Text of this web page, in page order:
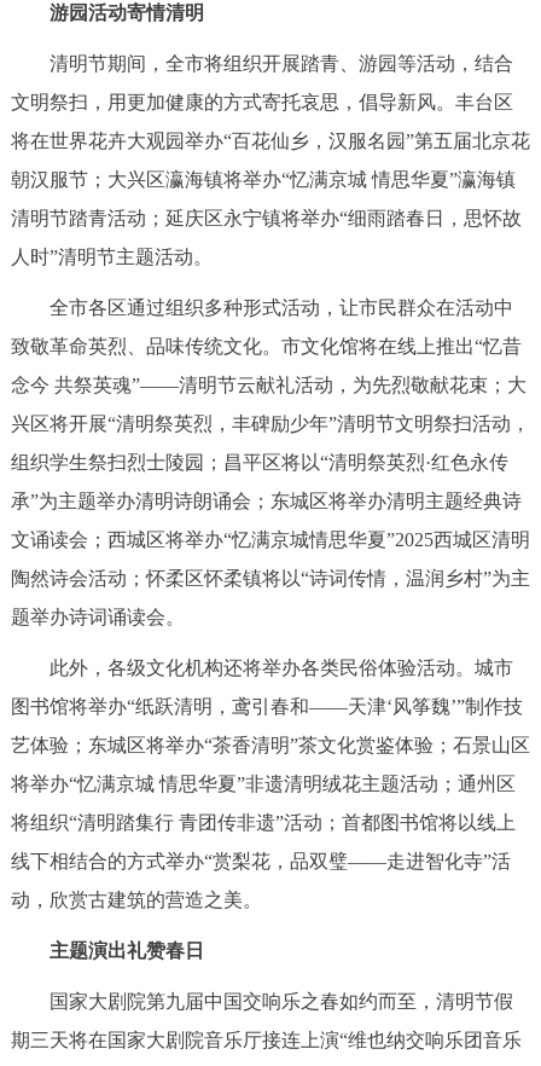
政务服务
个人服务 法人服务 部门服务
便民服务 利企服务 投资项目
中介服务 阳光政务
12345网上接诉即办 我要咨询 我要建议
参与调查 在线访谈 图说互动
走进北京
北京概况 十六区概览 人文北京
绿色北京
多语种
한국어
ESPAÑOL العربية PORTUGUÊS
ITALIANO
回到顶部
游园活动寄情清明
清明节期间，全市将组织开展踏青、游园等活动，结合
文明祭扫，用更加健康的方式寄托哀思，倡导新风。丰台区
将在世界花卉大观园举办“百花仙乡，汉服名园”第五届北京花
朝汉服节；大兴区瀛海镇将举办“忆满京城 情思华夏”瀛海镇
清明节踏青活动；延庆区永宁镇将举办“细雨踏春日，思怀故
人时”清明节主题活动。
全市各区通过组织多种形式活动，让市民群众在活动中
致敬革命英烈、品味传统文化。市文化馆将在线上推出“忆昔
念今 共祭英魂”——清明节云献礼活动，为先烈敬献花束；大
兴区将开展“清明祭英烈，丰碑励少年”清明节文明祭扫活动，
组织学生祭扫烈士陵园；昌平区将以“清明祭英烈·红色永传
承”为主题举办清明诗朗诵会；东城区将举办清明主题经典诗
文诵读会；西城区将举办“忆满京城情思华夏”2025西城区清明
陶然诗会活动；怀柔区怀柔镇将以“诗词传情，温润乡村”为主
题举办诗词诵读会。
此外，各级文化机构还将举办各类民俗体验活动。城市
图书馆将举办“纸跃清明，鸢引春和——天津‘风筝魏’”制作技
艺体验；东城区将举办“茶香清明”茶文化赏鉴体验；石景山区
将举办“忆满京城 情思华夏”非遗清明绒花主题活动；通州区
将组织“清明踏集行 青团传非遗”活动；首都图书馆将以线上
线下相结合的方式举办“赏梨花，品双璧——走进智化寺”活
动，欣赏古建筑的营造之美。
主题演出礼赞春日
国家大剧院第九届中国交响乐之春如约而至，清明节假
期三天将在国家大剧院音乐厅接连上演“维也纳交响乐团音乐